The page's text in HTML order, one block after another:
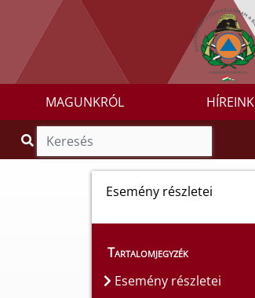
MAGUNKRÓL HÍREINK
Esemény részletei
Tartalomjegyzék
Esemény részletei